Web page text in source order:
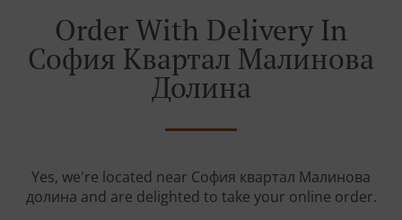
Order With Delivery In
София Квартал Малинова
Долина
Yes, we're located near София квартал Малинова
долина and are delighted to take your online order.